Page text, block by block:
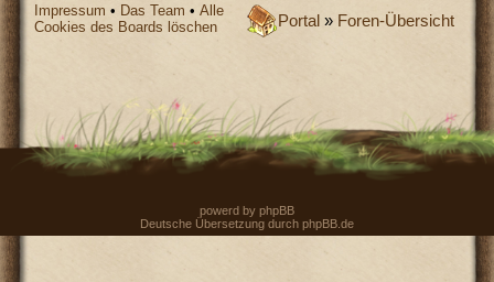
Portal » Foren-Übersicht
Impressum • Das Team •Alle
Cookies des Boards löschen
powerd by phpBB
Deutsche Übersetzung durch phpBB.de